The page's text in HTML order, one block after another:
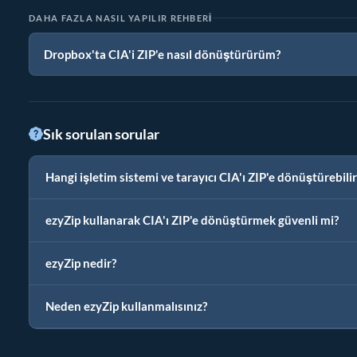
DAHA FAZLA NASIL YAPILIR REHBERI
Dropbox'ta CIA'i ZIP'e nasıl dönüştürürüm?
Sık sorulan sorular
Hangi işletim sistemi ve tarayıcı CIA'ı ZIP'e
ezyZip kullanarak CIA'ı ZIP'e dönüştürmek güvenli mi?
ezyZip nedir?
Neden ezyZip kullanmalısınız?